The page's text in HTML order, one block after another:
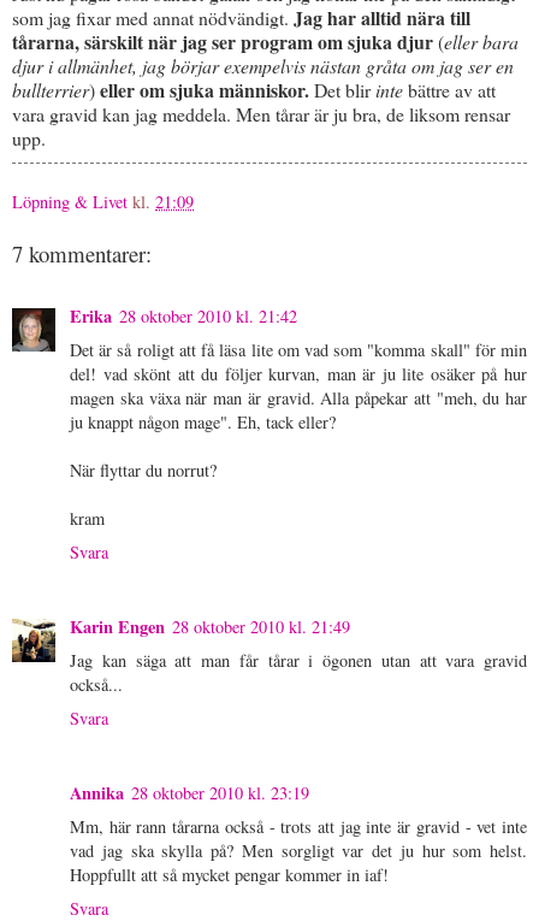
som jag fixar med annat nödvändigt. Jag har alltid nära till
tårarna, särskilt när jag ser program om sjuka djur(eller bara
djur i allmänhet, jag börjar exempelvis nästan gråta om jag ser en
bullterrier)eller om sjuka människor.Det blirintebättre av att
vara gravid kan jag meddela. Men tårar är ju bra, de liksom rensar
upp.
Löpning & Livet kl. 21:09
7 kommentarer:
Erika 28 oktober 2010 kl. 21:42
Det är så roligt att få läsa lite om vad som "komma skall" för min
del! vad skönt att du följer kurvan, man är ju lite osäker på hur
magen ska växa när man är gravid. Alla påpekar att "meh, du har
ju knappt någon mage". Eh, tack eller?
När flyttar du norrut?
kram
Svara
Karin Engen 28 oktober 2010 kl. 21:49
Jag kan säga att man får tårar i ögonen utan att vara gravid
också...
Svara
Annika 28 oktober 2010 kl. 23:19
Mm, här rann tårarna också - trots att jag inte är gravid - vet inte
vad jag ska skylla på? Men sorgligt var det ju hur som helst.
Hoppfullt att så mycket pengar kommer in iaf!
Svara